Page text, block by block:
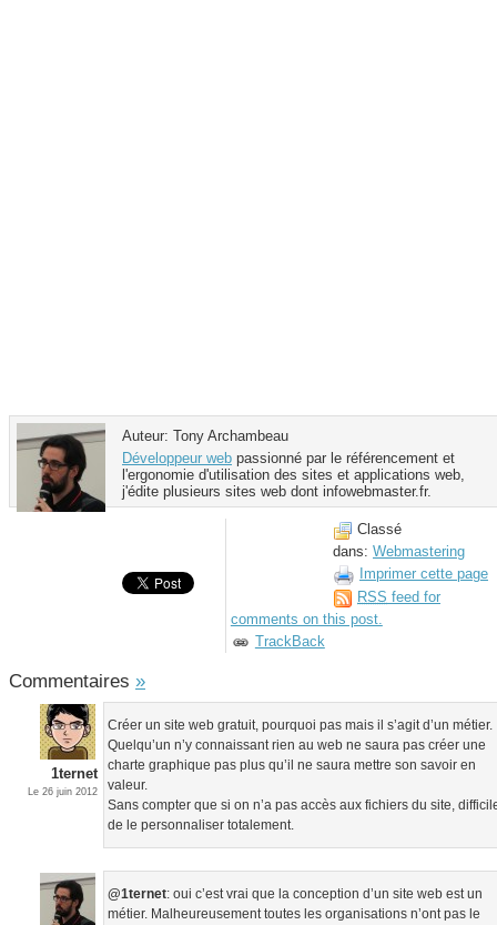
Auteur: Tony Archambeau
Développeur web passionné par le référencement et
l'ergonomie d'utilisation des sites et applications web,
j'édite plusieurs sites web dont infowebmaster.fr.
Classé
dans:Webmastering
Imprimer cette page
RSS feed for
comments on this post.
TrackBack
Commentaires»
1ternet
Le 26 juin 2012
Créer un site web gratuit, pourquoi pas mais il s’agit d’un métier.
Quelqu’un n’y connaissant rien au web ne saura pas créer une
charte graphique pas plus qu’il ne saura mettre son savoir en
valeur.
Sans compter que si on n’a pas accès aux fichiers du site,
de le personnaliser totalement.
@1ternet: oui c’est vrai que la conception d’un site web est un
métier. Malheureusement toutes les organisations n’ont pas le